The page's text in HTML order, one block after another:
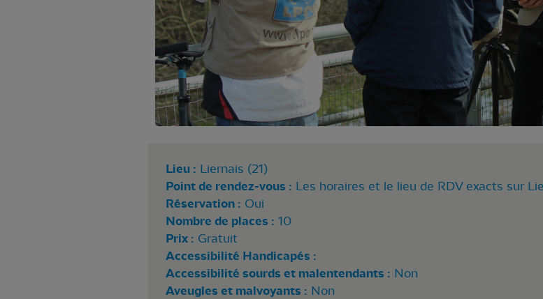
Lieu : Liernais (21)
Point de rendez-vous : Les horaires et le lieu de RDV exacts sur
Réservation : Oui
Nombre de places : 10
Prix : Gratuit
Accessibilité Handicapés :
Accessibilité sourds et malentendants : Non
Aveugles et malvoyants : Non